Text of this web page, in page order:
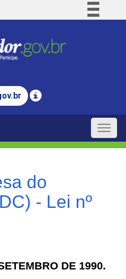
Comunica BR
Legislação
Toggle
do
- Lei nº
DE 1990.